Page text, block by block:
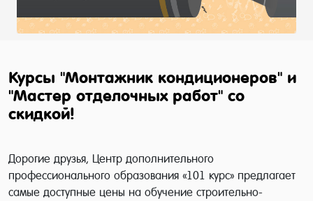
Курсы "Монтажник кондиционеров" и
"Мастер отделочных работ" со
скидкой!
Дорогие друзья, Центр дополнительного
профессионального образования «101 курс» предлагает
самые доступные цены на обучение строительно-